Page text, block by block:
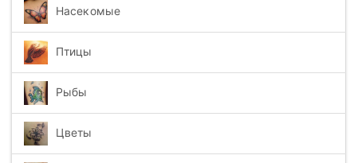
Насекомые
Птицы
Рыбы
Цветы